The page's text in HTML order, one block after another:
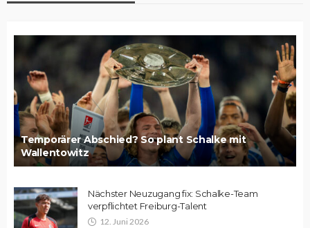
Temporärer Abschied? So plant Schalke mit
Wallentowitz
Nächster Neuzugang fix: Schalke-Team
verpflichtet Freiburg-Talent
12. Juni 2026